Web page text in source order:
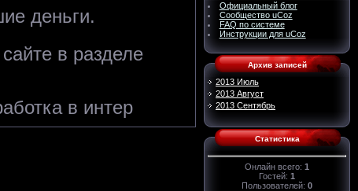
деньги.
в разделе
в интер
Официальный блог
Сообщество uCoz
FAQ по системе
Инструкции для uCoz
Архив записей
2013 Июль
2013 Август
2013 Сентябрь
Статистика
Онлайн всего: 1
Гостей: 1
Пользователей: 0